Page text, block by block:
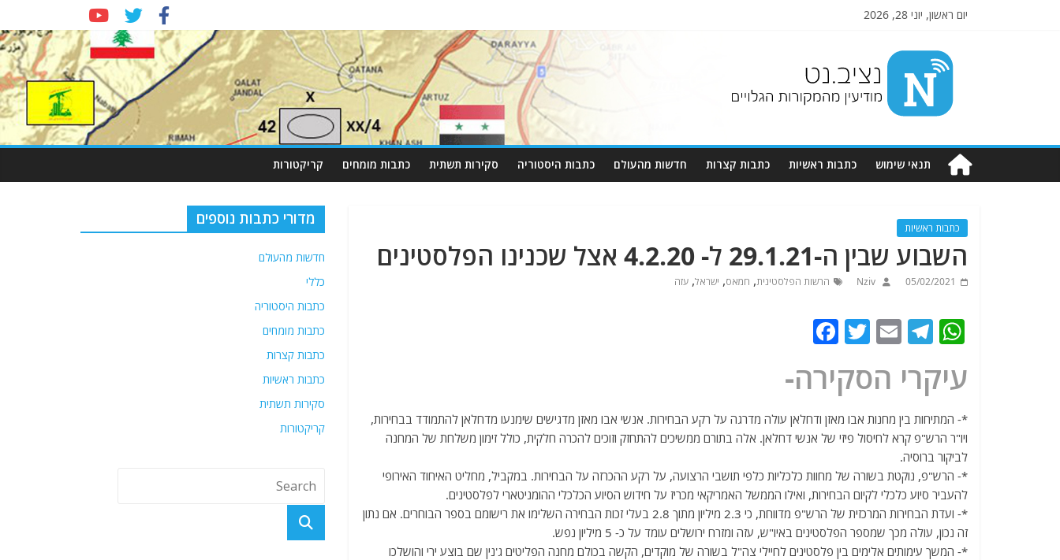
יום ראשון, יוני 28, 2026
Nziv.net
מודיעין
מהמקורות
תנאי שימוש כתבות ראשיות כתבות קצרות חדשות מהעולם כתבות היסטוריה סקירות תשתית כתבות מומחים קריקטורות
כתבות ראשיות
השבוע שבין ה-29.1.21 ל- 4.2.20 אצל שכנינו הפלסטינים
05/02/2021
Nziv הרשות הפלסטינית, חמאס, ישראל, עזה
W
at
s
A
p
p
T
e
g
ra
m
E
ai
l
T
itt
er
c
e
b
o
k
עיקרי הסקירה-
*- המתיחות בין מחנות אבו מאזן ודחלאן עולה מדרגה על רקע הבחירות. אנשי אבו מאזן מדגישים שימנעו מדחלאן להתמודד בבחירות,
ויו"ר הרש"פ קרא לחיסול פיזי של אנשי דחלאן. אלה בתורם ממשיכים להתחזק וזוכים להכרה חלקית, כולל זימון משלחת של המחנה
לביקור ברוסיה.
*- הרש"פ, נוקטת בשורה של מחוות כלכליות כלפי תושבי הרצועה, על רקע ההכרזה על הבחירות. במקביל, מחליט האיחוד האירופי
להעביר סיוע כלכלי לקיום הבחירות, ואילו הממשל האמריקאי מכריז על חידוש הסיוע הכלכלי ההומניטארי לפלסטינים.
*- ועדת הבחירות המרכזית של הרש"פ מדווחת, כי 2.3 מיליון מתוך 2.8 בעלי זכות הבחירה השלימו את רישומם בספר הבוחרים. אם נתון
זה נכון, עולה מכך שמספר הפלסטינים באיו"ש, עזה ומזרח ירושלים עומד על כ- 5 מיליון נפש.
*- המשך עימותים אלימים בין פלסטינים לחיילי צה"ל בשורה של מוקדים, הקשה בכולם מחנה הפליטים ג'נין שם בוצע ירי והושלכו
מדורי כתבות נוספים
חדשות מהעולם
כללי
כתבות היסטוריה
כתבות מומחים
כתבות קצרות
כתבות ראשיות
סקירות תשתית
קריקטורות